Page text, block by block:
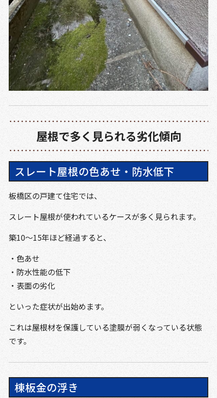
屋根で多く見られる劣化傾向
スレート屋根の色あせ・防水低下
板橋区の戸建て住宅では、
スレート屋根が使われているケースが多く見られます。
築10〜15年ほど経過すると、
・色あせ
・防水性能の低下
・表面の劣化
といった症状が出始めます。
これは屋根材を保護している塗膜が弱くなっている状態
です。
棟板金の浮き